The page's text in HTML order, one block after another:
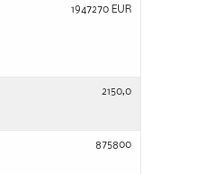
1947270 EUR
2150,0
875800